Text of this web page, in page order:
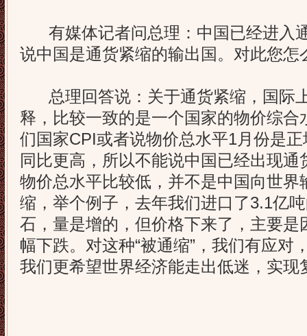
有媒体记者问总理：中国已经进入
说中国是通货紧缩的输出国。对此您怎
总理回答说：关于通货紧缩，国际
释，比较一致的是一个国家的物价综合
们国家CPI或者说物价总水平1月份是
同比更高，所以不能说中国已经出现
物价总水平比较低，并不是中国向世界
缩，举个例子，去年我们进口了3.1亿
石，量是增的，但价格下来了，主要是
幅下跌。对这种“被通缩”，我们有应对
我们更希望世界经济能走出低迷，实现